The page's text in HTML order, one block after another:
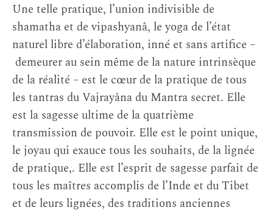
Une telle pratique, l’union indivisible de
shamatha et de vipashyanâ, le yoga de l’état
naturel libre d’élaboration, inné et sans artifice –
demeurer au sein même de la nature intrinsèque
de la réalité – est le cœur de la pratique de tous
les tantras du Vajrayâna du Mantra secret. Elle
est la sagesse ultime de la quatrième
transmission de pouvoir. Elle est le point unique,
le joyau qui exauce tous les souhaits, de la lignée
de pratique,. Elle est l’esprit de sagesse parfait de
tous les maîtres accomplis de l’Inde et du Tibet
et de leurs lignées, des traditions anciennes